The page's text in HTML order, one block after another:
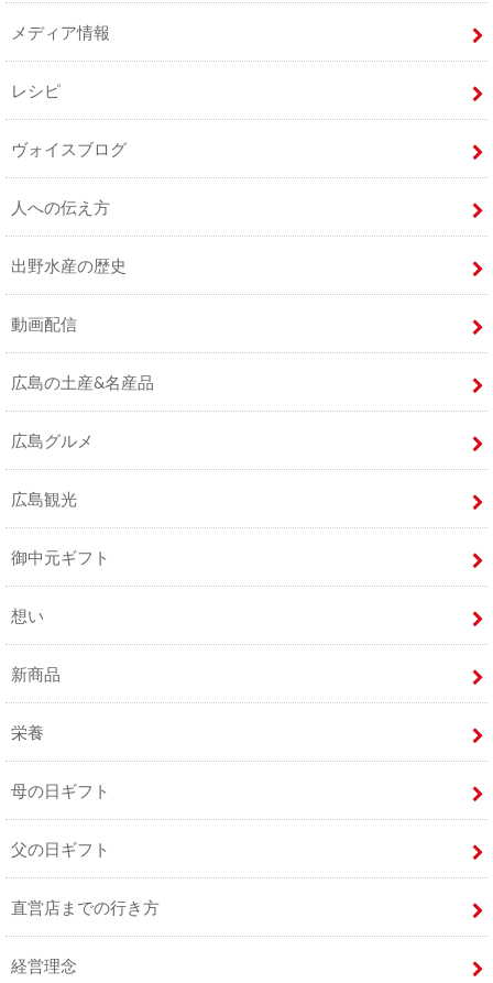
メディア情報
レシピ
ヴォイスブログ
人への伝え方
出野水産の歴史
動画配信
広島の土産&名産品
広島グルメ
広島観光
御中元ギフト
想い
新商品
栄養
母の日ギフト
父の日ギフト
直営店までの行き方
経営理念